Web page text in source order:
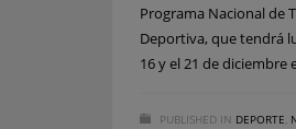
Programa Nacional de
Deportiva, que tendrá
16 y el 21 de diciembre
PUBLISHED IN DEPORTE,